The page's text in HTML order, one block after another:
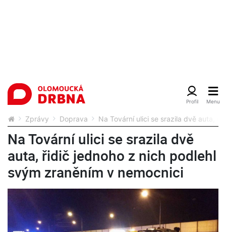
Zprávy Doprava Na Tovární ulici se srazila dvě auta,
Na Tovární ulici se srazila dvě
auta, řidič jednoho z nich podlehl
svým zraněním v nemocnici